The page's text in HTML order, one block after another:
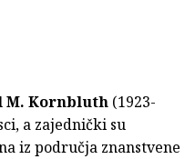
M. Kornbluth (1923-
a zajednički su
iz područja znanstvene